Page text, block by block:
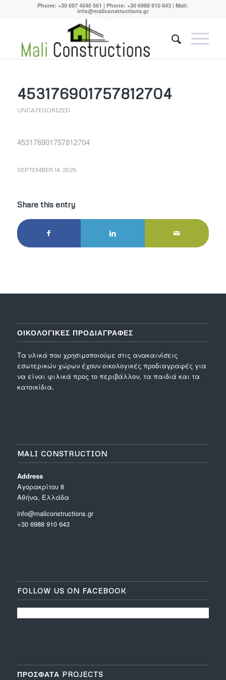
Phone:+30 697 4540 561 | Phone:+30 6988 910 643 | Mail:
info@maliconstructions.gr
453176901757812704
UNCATEGORIZED
453176901757812704
SEPTEMBER 14, 2025
Share this entry
ΟΙΚΟΛΟΓΙΚΕΣ ΠΡΟΔΙΑΓΡΑΦΕΣ
Τα υλικά που χρησιμοποιούμε στις ανακαινίσεις
εσωτερικών χώρων έχουν οικολογικές προδιαγραφές για
να είναι φιλικά προς το περιβάλλον, τα παιδιά και τα
κατοικίδια.
MALI CONSTRUCTION
Address
Aγορακρίτου 8
Αθήνα, Ελλάδα
info@maliconstructions.gr
+30 6988 910 643
FOLLOW US ON FACEBOOK
ΠΡΟΣΦΑΤΑ PROJECTS